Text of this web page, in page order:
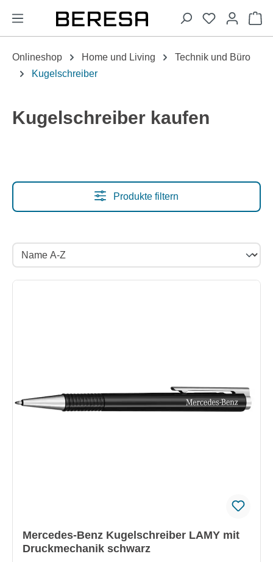
springen
Onlineshop Home und Living
Technik und Büro
Kugelschreiber
Kugelschreiber kaufen
Produkte filtern
Mercedes-Benz Kugelschreiber LAMY mit
Druckmechanik schwarz